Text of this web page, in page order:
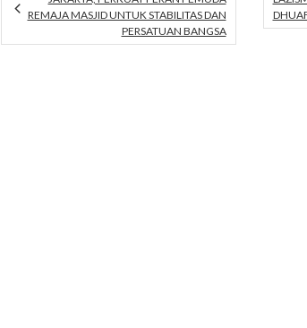
REMAJA MASJID UNTUK STABILITAS DAN
PERSATUAN BANGSA